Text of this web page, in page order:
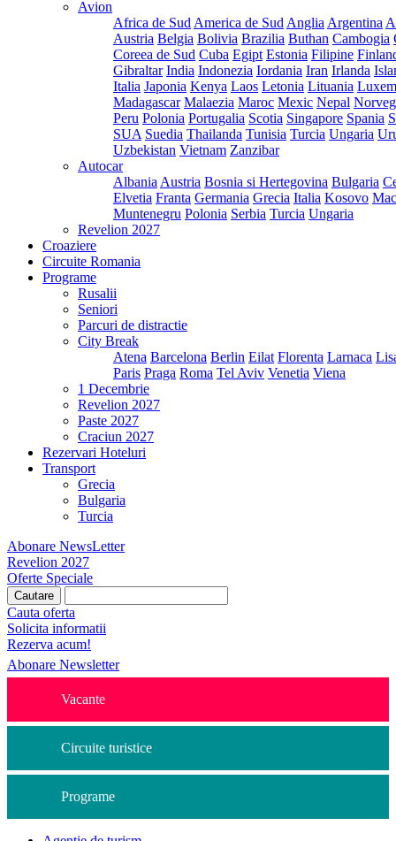
Avion
Africa de Sud America de Sud Anglia Argentina
Austria Belgia Bolivia Brazilia Buthan Cambogia
Coreea de Sud Cuba Egipt Estonia Filipine
Gibraltar India Indonezia Iordania Iran Irlanda
Italia Japonia Kenya Laos Letonia Lituania
Madagascar Malaezia Maroc Mexic Nepal
Peru Polonia Portugalia Scotia Singapore Spania
SUA Suedia Thailanda Tunisia Turcia Ungaria
Uzbekistan Vietnam Zanzibar
Autocar
Albania Austria Bosnia si Hertegovina Bulgaria
Elvetia Franta Germania Grecia Italia Kosovo
Muntenegru Polonia Serbia Turcia Ungaria
Revelion 2027
Croaziere
Circuite Romania
Programe
Rusalii
Seniori
Parcuri de distractie
City Break
Atena Barcelona Berlin Eilat Florenta Larnaca
Paris Praga Roma Tel Aviv Venetia Viena
1 Decembrie
Revelion 2027
Paste 2027
Craciun 2027
Rezervari Hoteluri
Transport
Grecia
Bulgaria
Turcia
Abonare NewsLetter
Revelion 2027
Oferte Speciale
Cauta oferta
Solicita informatii
Rezerva acum!
Abonare Newsletter
Vacante
Circuite turistice
Programe